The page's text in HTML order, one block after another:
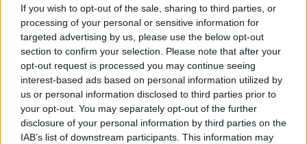
If you wish to opt-out of the sale, sharing to third parties, or
processing of your personal or sensitive information for
targeted advertising by us, please use the below opt-out
section to confirm your selection. Please note that after your
opt-out request is processed you may continue seeing
interest-based ads based on personal information utilized by
us or personal information disclosed to third parties prior to
your opt-out. You may separately opt-out of the further
disclosure of your personal information by third parties on the
IAB’s list of downstream participants. This information may
különbséget